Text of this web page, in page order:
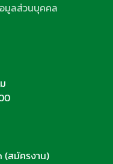
มูลส่วนบุคคล
(สมัครงาน)